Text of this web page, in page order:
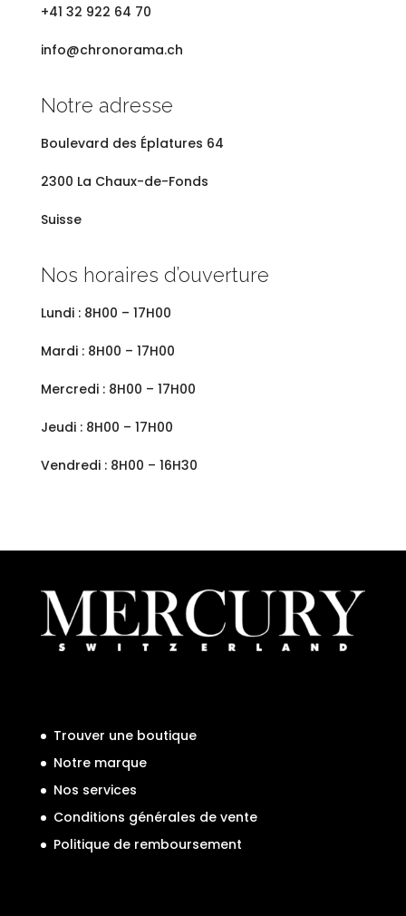
+41 32 922 64 70
info@chronorama.ch
Notre adresse
Boulevard des Éplatures 64
2300 La Chaux-de-Fonds
Suisse
Nos horaires d’ouverture
Lundi : 8H00 – 17H00
Mardi : 8H00 – 17H00
Mercredi : 8H00 – 17H00
Jeudi : 8H00 – 17H00
Vendredi : 8H00 – 16H30
Trouver une boutique
Notre marque
Nos services
Conditions générales de vente
Politique de remboursement